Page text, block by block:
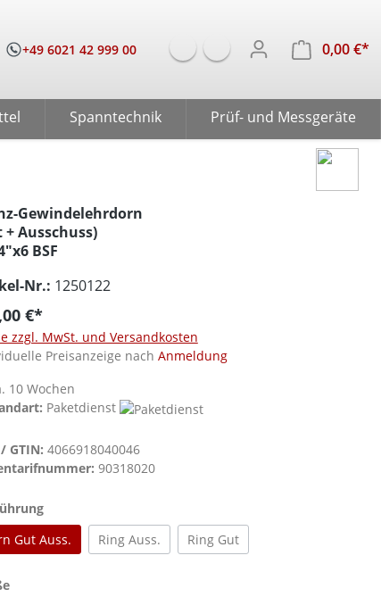
+49 6021 42 999 00
0,00 €*
Spanntechnik Prüf- und Messgeräte
Gewindelehrdorn
+ Ausschuss)
BSF
Nr.: 1250122
€*
zzgl. MwSt. und Versandkosten
Preisanzeige nach Anmeldung
10 Wochen
Paketdienst
GTIN: 4066918040046
90318020
auswählen
Gut Auss.
Ring Auss. Ring Gut
auswählen